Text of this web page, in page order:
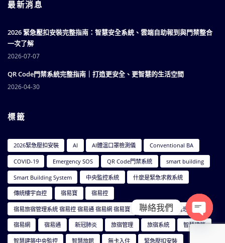
最新消息
2026 緊急壓扣安裝完整指南：智慧安全系統、雲端自助報到與門禁整合
一次了解
2026-07-07
QR Code門禁系統完整指南｜打造更安全、更智慧的生活空間
2026-04-30
標籤
2026緊急壓扣安裝 AI AI體溫口罩檢測儀 Conventional BA
COVID-19 Emergency SOS QR Code門禁系統 smart building
Smart Building System 中央監控系統 什麼是緊急求救系統
傳統樓宇自控 宿易寶 宿易控
宿易旅宿管理系統 宿易控 宿易通 宿易網 宿易寶 宿易智能旅宿管理系統
宿易網 宿易通 新冠肺炎 旅宿管理 旅宿系統 智慧建築
智慧建築中央監控 智慧旅館 無卡入住 緊急壓扣安裝
聯絡我們
Open